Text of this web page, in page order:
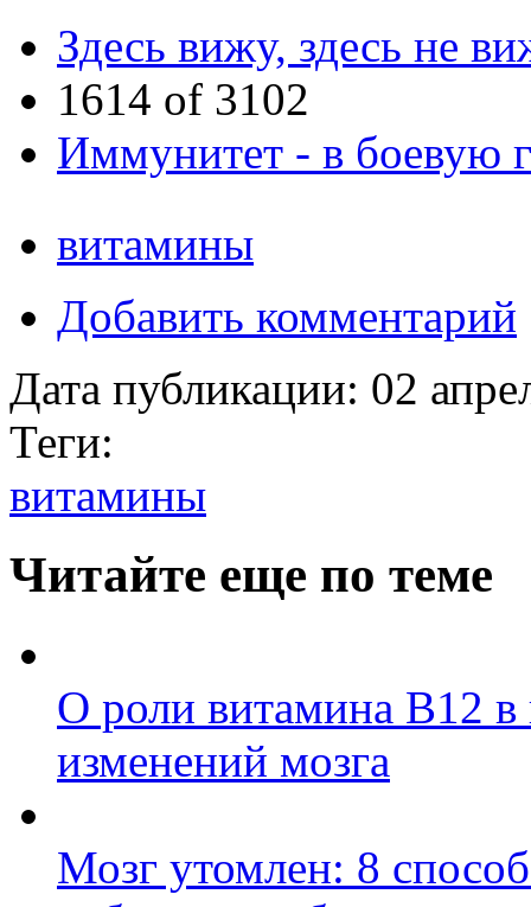
Здесь вижу, здесь не
1614 of 3102
Иммунитет - в боевую
витамины
Добавить комментарий
Дата публикации: 02
Теги:
витамины
Читайте еще по теме
О роли витамина B12 в
изменений мозга
Мозг утомлен: 8